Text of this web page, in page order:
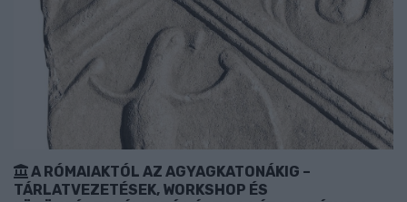
A RÓMAIAKTÓL AZ AGYAGKATONÁKIG –
TÁRLATVEZETÉSEK, WORKSHOP ÉS